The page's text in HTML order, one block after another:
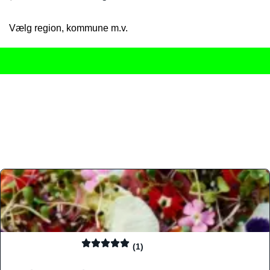
Vælg region, kommune m.v.
(1)